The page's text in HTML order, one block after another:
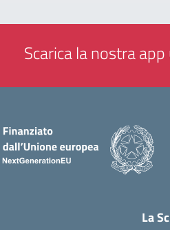
Scarica la nostra
La